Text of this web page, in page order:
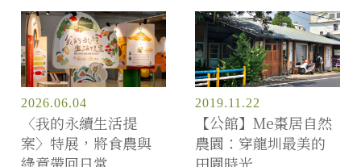
2026.06.04
〈我的永續生活提
案〉特展，將食農與
2019.11.22
【公館】Me棗居自然
農園：穿龍圳最美的